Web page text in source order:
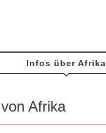
Infos über Afrika
Afrika